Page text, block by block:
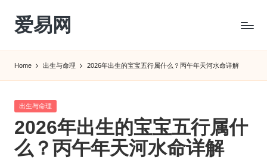
Skip
content
爱易网
转
农
历
阴
历
Home 出生与命理 2026年出生的宝宝五行属什么？丙午年天河水命详解
Posted
出生与命理
2026年出生的宝宝五行属什
么？丙午年天河水命详解